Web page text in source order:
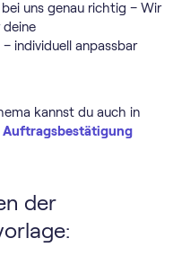
uns genau richtig – Wir
deine
individuell anpassbar
kannst du auch in
Auftragsbestätigung
der